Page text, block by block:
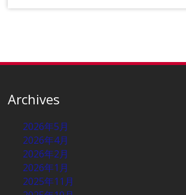
Archives
2026年5月
2026年4月
2026年2月
2026年1月
2025年11月